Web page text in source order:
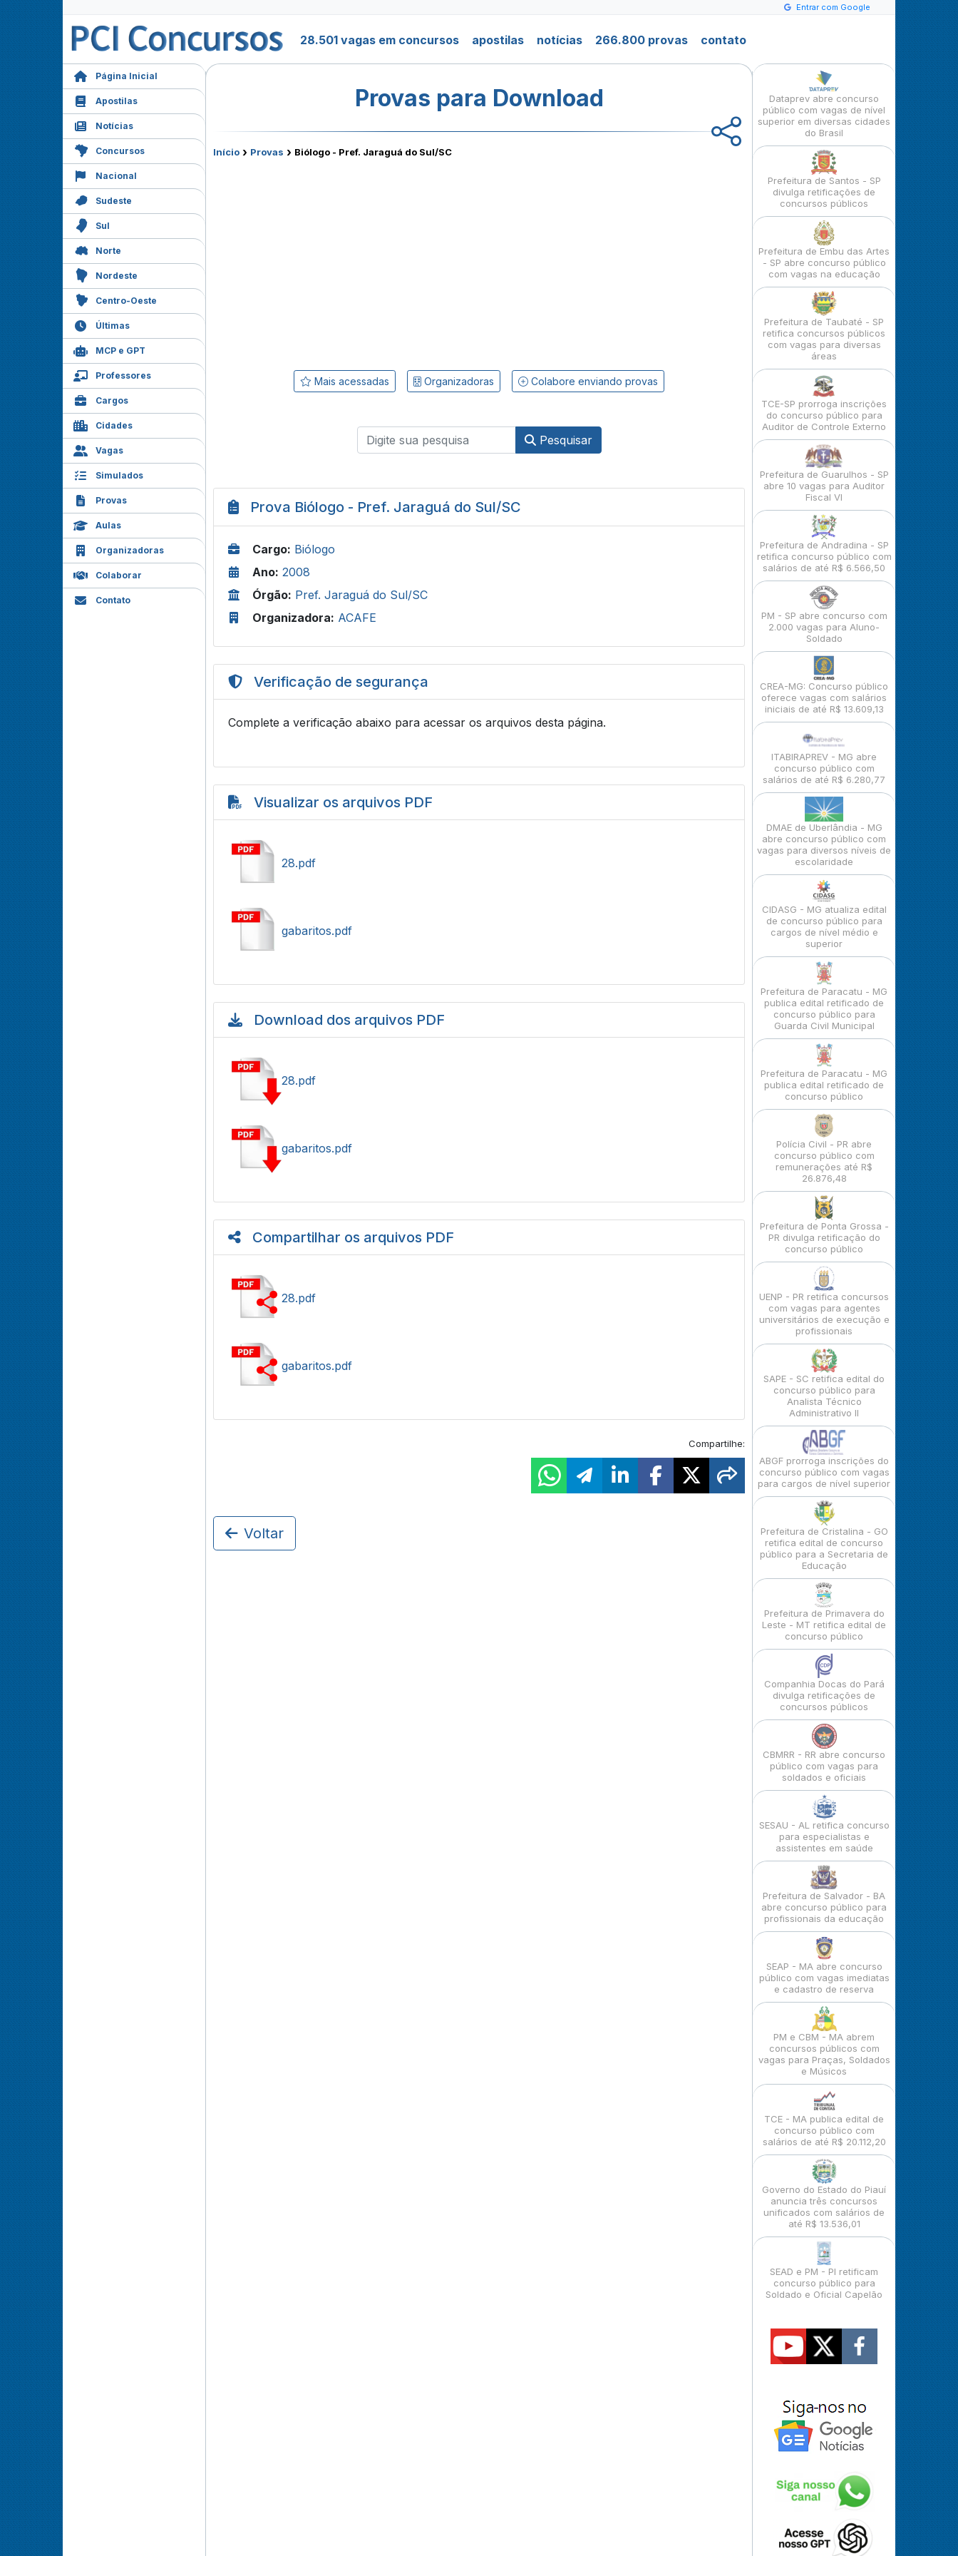
Entrar com Google
28.501 vagas em concursos apostilas notícias 266.800 provas contato
Página Inicial
Apostilas
Notícias
Concursos
Nacional
Sudeste
Sul
Norte
Nordeste
Centro-Oeste
Últimas
MCP e GPT
Professores
Cargos
Cidades
Vagas
Simulados
Provas
Aulas
Organizadoras
Colaborar
Contato
Provas para Download
Início › Provas › Biólogo - Pref. Jaraguá do Sul/SC
Mais acessadas Organizadoras Colabore enviando provas
Pesquisar
Prova Biólogo - Pref. Jaraguá do Sul/SC
Cargo: Biólogo
Ano: 2008
Órgão: Pref. Jaraguá do Sul/SC
Organizadora: ACAFE
Verificação de segurança
Complete a verificação abaixo para acessar os arquivos desta página.
Visualizar os arquivos PDF
28.pdf
gabaritos.pdf
Download dos arquivos PDF
28.pdf
gabaritos.pdf
Compartilhar os arquivos PDF
28.pdf
gabaritos.pdf
Compartilhe:
Voltar
Dataprev abre concurso
público com vagas de nível
superior em diversas cidades
do Brasil
Prefeitura de Santos - SP
divulga retificações de
concursos públicos
Prefeitura de Embu das Artes
- SP abre concurso público
com vagas na educação
Prefeitura de Taubaté - SP
retifica concursos públicos
com vagas para diversas
áreas
TCE-SP prorroga inscrições
do concurso público para
Auditor de Controle Externo
Prefeitura de Guarulhos - SP
abre 10 vagas para Auditor
Fiscal VI
Prefeitura de Andradina - SP
retifica concurso público com
salários de até R$ 6.566,50
PM - SP abre concurso com
2.000 vagas para Aluno-
Soldado
CREA-MG: Concurso público
oferece vagas com salários
iniciais de até R$ 13.609,13
ITABIRAPREV - MG abre
concurso público com
salários de até R$ 6.280,77
DMAE de Uberlândia - MG
abre concurso público com
vagas para diversos níveis de
escolaridade
CIDASG - MG atualiza edital
de concurso público para
cargos de nível médio e
superior
Prefeitura de Paracatu - MG
publica edital retificado de
concurso público para
Guarda Civil Municipal
Prefeitura de Paracatu - MG
publica edital retificado de
concurso público
Polícia Civil - PR abre
concurso público com
remunerações até R$
26.876,48
Prefeitura de Ponta Grossa -
PR divulga retificação do
concurso público
UENP - PR retifica concursos
com vagas para agentes
universitários de execução e
profissionais
SAPE - SC retifica edital do
concurso público para
Analista Técnico
Administrativo II
ABGF prorroga inscrições do
concurso público com vagas
para cargos de nível superior
Prefeitura de Cristalina - GO
retifica edital de concurso
público para a Secretaria de
Educação
Prefeitura de Primavera do
Leste - MT retifica edital de
concurso público
Companhia Docas do Pará
divulga retificações de
concursos públicos
CBMRR - RR abre concurso
público com vagas para
soldados e oficiais
SESAU - AL retifica concurso
para especialistas e
assistentes em saúde
Prefeitura de Salvador - BA
abre concurso público para
profissionais da educação
SEAP - MA abre concurso
público com vagas imediatas
e cadastro de reserva
PM e CBM - MA abrem
concursos públicos com
vagas para Praças, Soldados
e Músicos
TCE - MA publica edital de
concurso público com
salários de até R$ 20.112,20
Governo do Estado do Piauí
anuncia três concursos
unificados com salários de
até R$ 13.536,01
SEAD e PM - PI retificam
concurso público para
Soldado e Oficial Capelão